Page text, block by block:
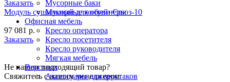
Мусорные баки
Мусорные контейнеры
Офисная мебель
Кресло оператора
Кресло посетителя
Кресло руководителя
Мягкая мебель
Верстаки
Аксессуары для верстаков
Заказать
Модуль сушильный для обуви Союз-10
97 081 р.
Заказать
Не нашли подходящий товар?
Свяжитесь с нашим менеджером